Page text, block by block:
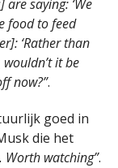
are saying: ‘We
food to feed
‘Rather than
it be
now?”.
goed in
die het
Worth watching”.